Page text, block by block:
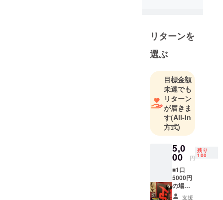
リターンを
選ぶ
目標金額
未達でも
リターン
が届きま
す(All-in
方式)
5,0
00 円
残り
100
■1口
5000円
の場合
500
支援